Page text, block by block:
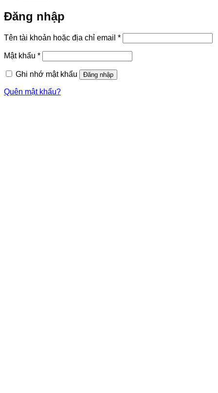
Đăng nhập
Tên tài khoản hoặc địa chỉ email *Bắt
buộc
Mật khẩu *Bắt
buộc
Ghi nhớ mật khẩu
Đăng nhập
Quên mật khẩu?